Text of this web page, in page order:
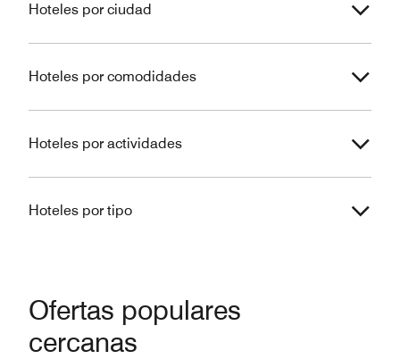
Hoteles por ciudad
Hoteles por comodidades
Hoteles por actividades
Hoteles por tipo
Ofertas populares
cercanas